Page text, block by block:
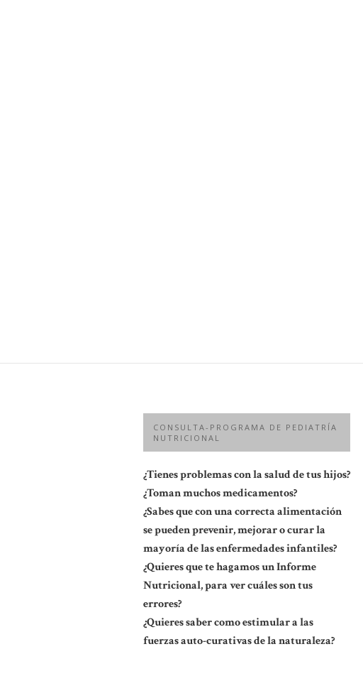
CONSULTA-PROGRAMA DE PEDIATRÍA
NUTRICIONAL
¿Tienes problemas con la salud de tus hijos?
¿Toman muchos medicamentos?
¿Sabes que con una correcta alimentación
se pueden prevenir, mejorar o curar la
mayoría de las enfermedades infantiles?
¿Quieres que te hagamos un Informe
Nutricional, para ver cuáles son tus
errores?
¿Quieres saber como estimular a las
fuerzas auto-curativas de la naturaleza?